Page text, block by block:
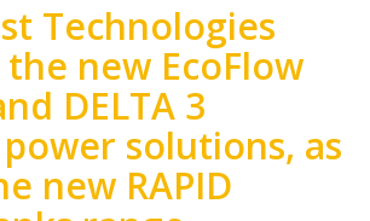
Technologies
new EcoFlow
DELTA 3
solutions, as
new RAPID